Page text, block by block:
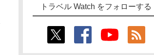
トラベル Watch をフォローする